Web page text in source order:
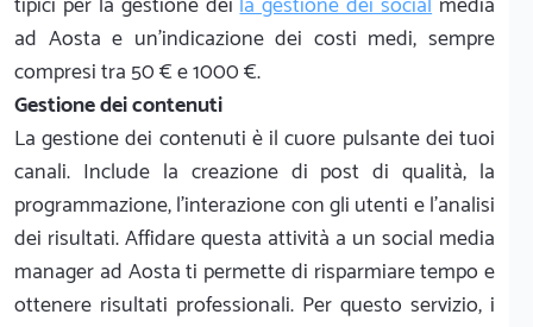
ad Aosta e un'indicazione dei costi medi, sempre
compresi tra 50 € e 1000 €.
Gestione dei contenuti
La gestione dei contenuti è il cuore pulsante dei tuoi
canali. Include la creazione di post di qualità, la
programmazione, l'interazione con gli utenti e l'analisi
dei risultati. Affidare questa attività a un social media
manager ad Aosta ti permette di risparmiare tempo e
ottenere risultati professionali. Per questo servizio, i